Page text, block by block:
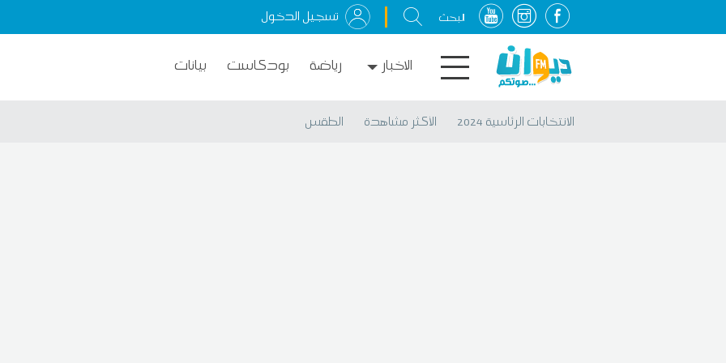
تسجيل الدخول
الاخبار رياضة بودكاست بيانات
الانتخابات الرئاسية 2024 الأكثر مشاهدة الطقس